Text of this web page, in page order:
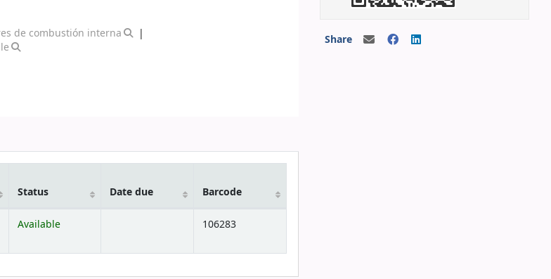
de combustión interna
Status Date due Barcode
below)
Available 106283
Share